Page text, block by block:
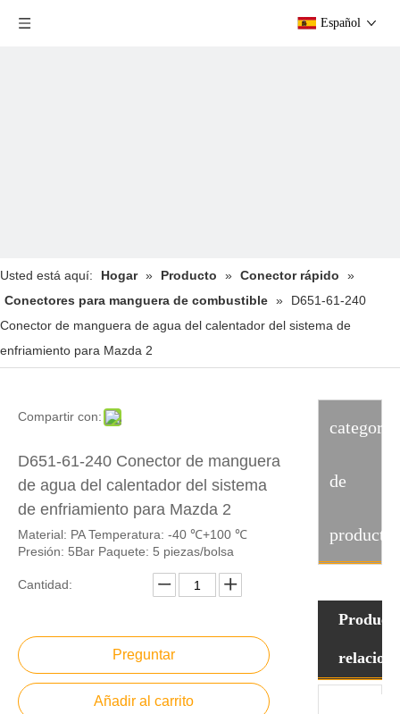
Español
Usted está aquí: Hogar » Producto » Conector rápido
»
Conectores para manguera de combustible »
D651-61-240
Conector de manguera de agua del calentador del sistema de
enfriamiento para Mazda 2
Compartir con:
D651-61-240 Conector de manguera
de agua del calentador del sistema
de enfriamiento para Mazda 2
Material: PA Temperatura: -40 ℃+100 ℃
Presión: 5Bar Paquete: 5 piezas/bolsa
Cantidad:
Preguntar
Añadir al carrito
categoria
de
producto